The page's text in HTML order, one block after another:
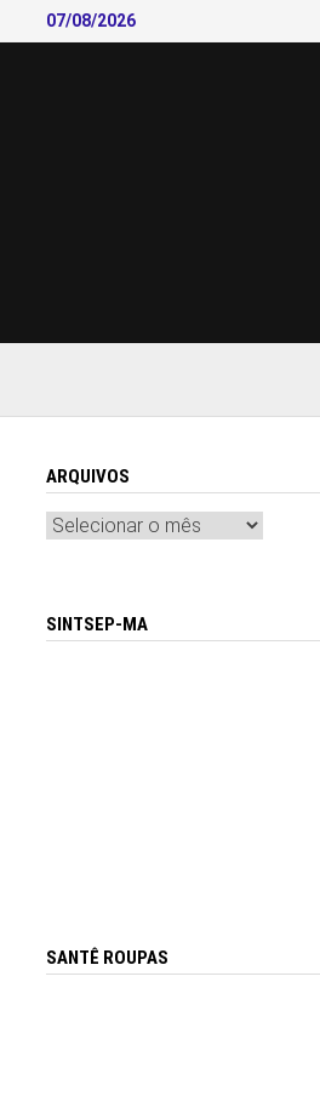
to
07/08/2026
ARQUIVOS
Arquivos
SINTSEP-MA
SANTÊ ROUPAS